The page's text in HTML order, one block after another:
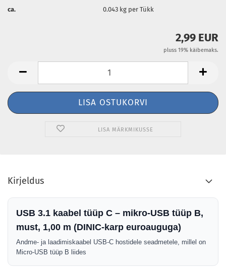
ca.
0.043 kg per Tükk
2,99 EUR
pluss 19% käibemaks.
LISA MÄRKMIKUSSE
Kirjeldus
USB 3.1 kaabel tüüp C – mikro-USB tüüp B,
must, 1,00 m (DINIC-karp euroauguga)
Andme- ja laadimiskaabel USB-C hostidele seadmetele, millel on
Micro-USB tüüp B liides